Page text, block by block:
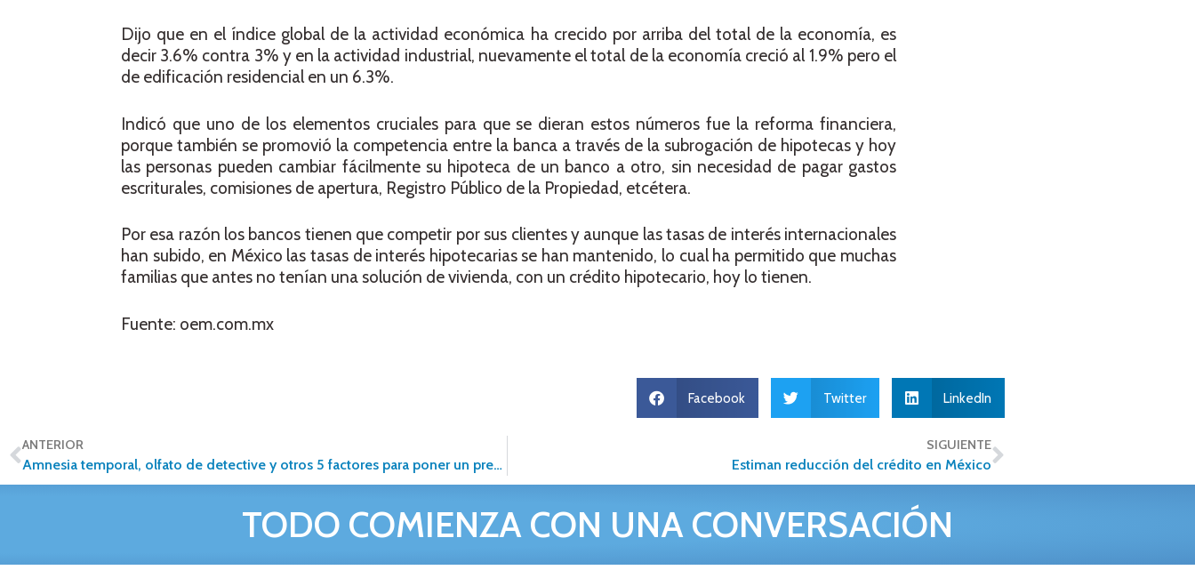
Dijo que en el índice global de la actividad económica ha crecido por arriba del total de la economía, es
decir 3.6% contra 3% y en la actividad industrial, nuevamente el total de la economía creció al 1.9% pero el
de edificación residencial en un 6.3%.
Indicó que uno de los elementos cruciales para que se dieran estos números fue la reforma financiera,
porque también se promovió la competencia entre la banca a través de la subrogación de hipotecas y hoy
las personas pueden cambiar fácilmente su hipoteca de un banco a otro, sin necesidad de pagar gastos
escriturales, comisiones de apertura, Registro Público de la Propiedad, etcétera.
Por esa razón los bancos tienen que competir por sus clientes y aunque las tasas de interés internacionales
han subido, en México las tasas de interés hipotecarias se han mantenido, lo cual ha permitido que muchas
familias que antes no tenían una solución de vivienda, con un crédito hipotecario, hoy lo tienen.
Fuente: oem.com.mx
Facebook Twitter LinkedIn
ANTERIOR
Amnesia temporal, olfato de detective y otros 5 factores para poner un precio justo a tu casa
SIGUIENTE
Estiman reducción del crédito en México
TODO COMIENZA CON UNA CONVERSACIÓN